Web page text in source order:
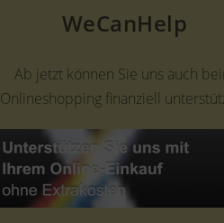
WeCanHelp
Ab jetzt können Sie uns auch
Onlineshopping finanziell